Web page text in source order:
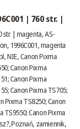
| 760 str. |
str. | magenta, AS-
1996C001, magenta
, NIE, Canon Pixma
Canon Pixma
Canon Pixma
Canon Pixma TS705;
Pixma TS8250; Canon
TS9550; Canon Pixma
,Poznań, zamiennik,